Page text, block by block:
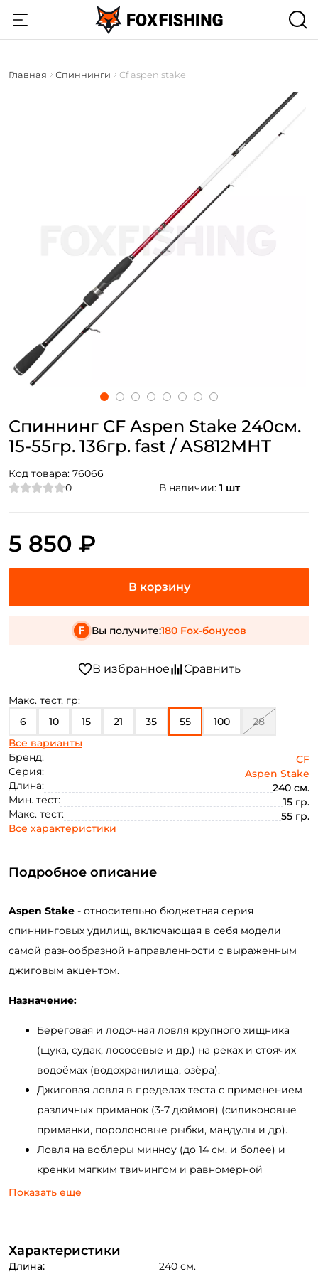
Главная Спиннинги Cf aspen stake
Спиннинг CF Aspen Stake 240см.
15-55гр. 136гр. fast / AS812МНT
Код товара: 76066
0
В наличии: 1 шт
Макс. тест, гр:
6
10 15 21 35 55 100 28
46 70
Все варианты
Бренд:
CF
Серия:
Aspen Stake
Длина:
240 см.
Мин. тест:
15 гр.
Макс. тест:
55 гр.
Все характеристики
5 850 ₽
Вы получите:180 Fox-бонусов
Подробное описание
Aspen Stake - относительно бюджетная серия
спиннинговых удилищ, включающая в себя модели
самой разнообразной направленности с выраженным
джиговым акцентом.
Назначение:
Береговая и лодочная ловля крупного хищника
(щука, судак, лососевые и др.) на реках и стоячих
водоёмах (водохранилища, озёра).
Джиговая ловля в пределах теста с применением
различных приманок (3-7 дюймов) (силиконовые
приманки, поролоновые рыбки, мандулы и др).
Ловля на воблеры минноу (до 14 см. и более) и
кренки мягким твичингом и равномерной
проводкой.
шот).
Применение тяжелых тейл-спиннеров,
Показать еще
Характеристики
Длина: 240 см.